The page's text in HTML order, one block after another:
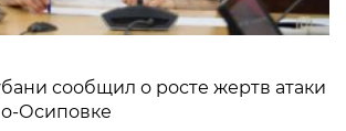
сообщил о росте жертв атаки
Осиповке